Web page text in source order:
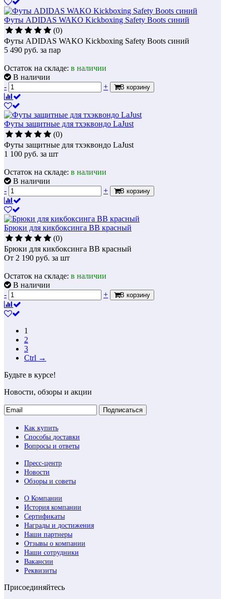
Футы ADIDAS WAKO Kickboxing Safety Boots синий
(0)
Футы ADIDAS WAKO Kickboxing Safety Boots синий
5 490 руб. за пар
Остаток на складе: в наличии
В наличии
-
+ В корзину
Футы защитные для тхэквондо LaJust
(0)
Футы защитные для тхэквондо LaJust
1 100 руб. за шт
Остаток на складе: в наличии
В наличии
-
+ В корзину
Брюки для кикбоксинга BB красный
(0)
Брюки для кикбоксинга BB красный
От 2 190 руб. за шт
Остаток на складе: в наличии
В наличии
-
+ В корзину
1
2
3
Ctrl →
Будьте в курсе!
Новости, обзоры и акции
Подписаться
Как купить
Способы доставки
Вопросы и ответы
Пресс-центр
Новости
Обзоры и советы
О Компании
История компании
Сертификаты
Награды и достижения
Наши партнеры
Отзывы о компании
Наши сотрудники
Вакансии
Реквизиты
Присоединяйтесь